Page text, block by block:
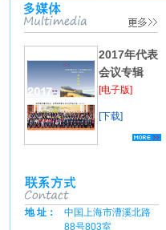
2017年代表
会议专辑
[电子版]
[下载]
地 址：
中国上海市漕溪北路
88号803室